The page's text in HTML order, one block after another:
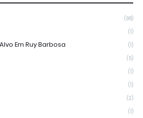
(98)
(1)
Em Ruy Barbosa (1)
(5)
(1)
(1)
(2)
(1)